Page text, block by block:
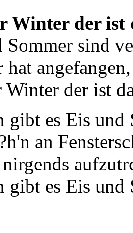
Winter der ist
Sommer sind
hat angefangen,
Winter der ist
gibt es Eis und
an
gibt es Eis und